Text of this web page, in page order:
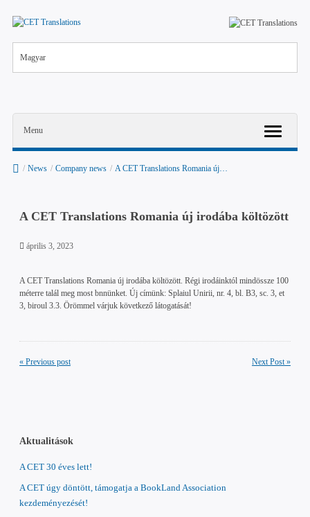
Magyar
Menu
/ News / Company news / A CET Translations Romania új…
A CET Translations Romania új irodába költözött
április 3, 2023
A CET Translations Romania új irodába költözött. Régi irodáinktól mindössze 100
méterre talál meg most bnnünket. Új címünk: Splaiul Unirii, nr. 4, bl. B3, sc. 3, et
3, biroul 3.3. Örömmel várjuk következő látogatását!
« Previous post Next Post »
Aktualitások
A CET 30 éves lett!
A CET úgy döntött, támogatja a BookLand Association
kezdeményezését!